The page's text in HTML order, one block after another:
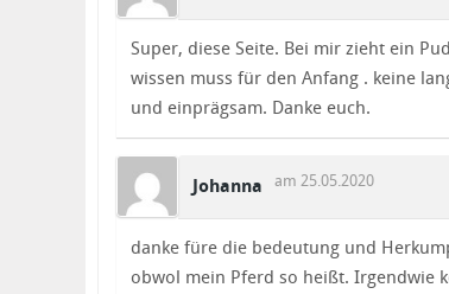
Super, diese Seite. Bei mir zieht ein
wissen muss für den Anfang . keine
und einprägsam. Danke euch.
Johanna am 25.05.2020
danke füre die bedeutung und
obwol mein Pferd so heißt. Irgendwie